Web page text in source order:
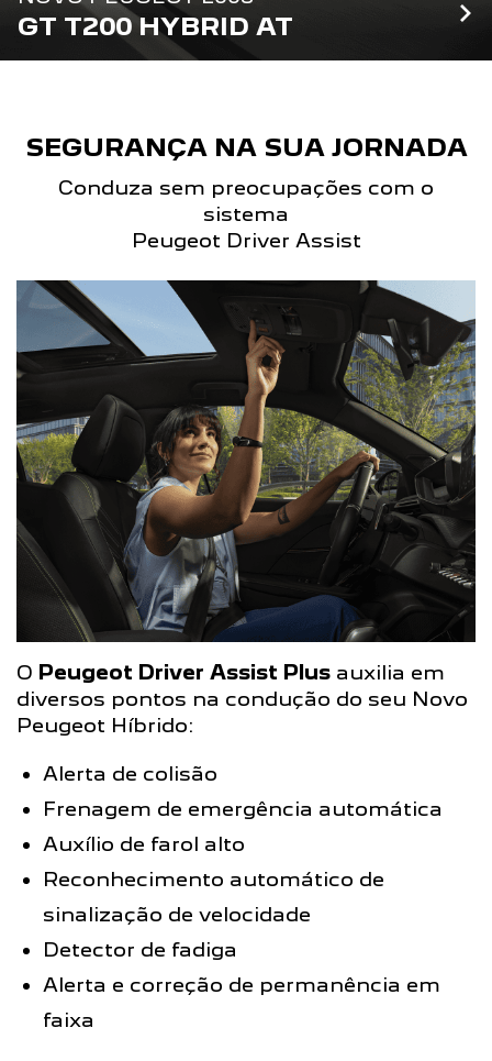
GT T200 HYBRID AT
SEGURANÇA NA SUA JORNADA
Conduza sem preocupações com o
sistema
Peugeot Driver Assist
O Peugeot Driver Assist Plus auxilia em
diversos pontos na condução do seu Novo
Peugeot Híbrido:
Alerta de colisão
Frenagem de emergência automática
Auxílio de farol alto
Reconhecimento automático de
sinalização de velocidade
Detector de fadiga
Alerta e correção de permanência em
faixa